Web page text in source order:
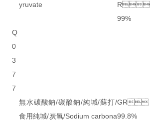
Q
0
3
7
7
yruvate
R
99%
無水碳酸鈉/碳酸鈉/純堿/蘇打/
食用純堿/炭氧/Sodium carbona
GR
99.8%